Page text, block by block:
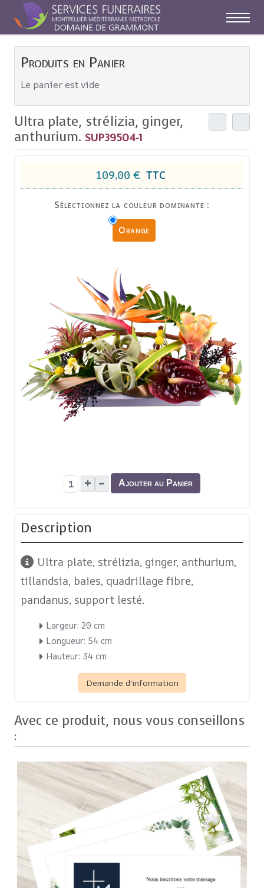
Off-
Ultra plate, strélizia, ginger,
anthurium. SUP39504-1
109,00 € TTC
Sélectionnez la couleur dominante :
Orange
+ – Ajouter au Panier
Description
Ultra plate, strélizia, ginger, anthurium,
tillandsia, baies, quadrillage fibre,
pandanus, support lesté.
Largeur: 20 cm
Longueur: 54 cm
Hauteur: 34 cm
Demande d'information
Avec ce produit, nous vous conseillons
:
Produits en Panier
Le panier est vide